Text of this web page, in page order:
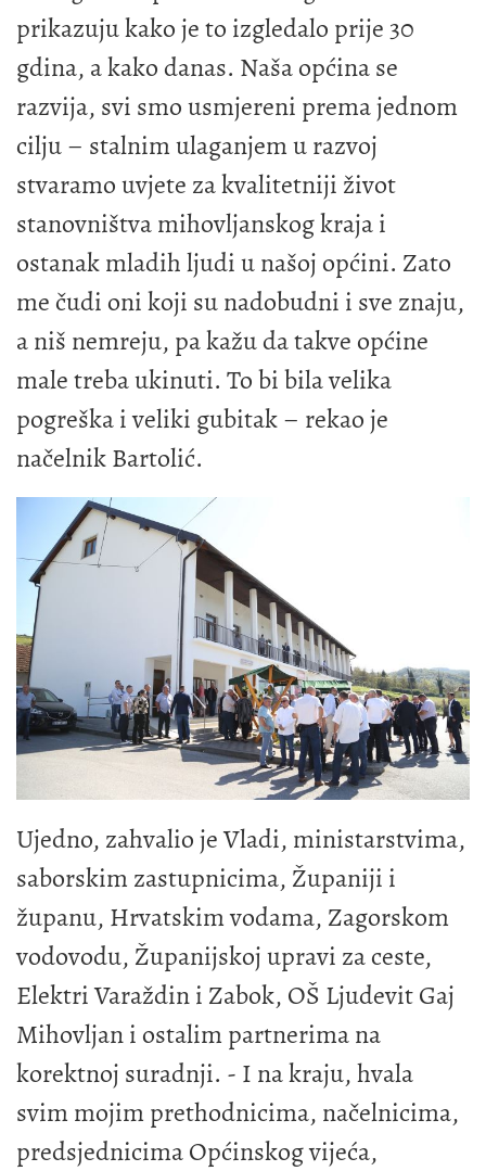
prikazuju kako je to izgledalo prije 30
gdina, a kako danas. Naša općina se
razvija, svi smo usmjereni prema jednom
cilju – stalnim ulaganjem u razvoj
stvaramo uvjete za kvalitetniji život
stanovništva mihovljanskog kraja i
ostanak mladih ljudi u našoj općini. Zato
me čudi oni koji su nadobudni i sve znaju,
a niš nemreju, pa kažu da takve općine
male treba ukinuti. To bi bila velika
pogreška i veliki gubitak – rekao je
načelnik Bartolić.
Ujedno, zahvalio je Vladi, ministarstvima,
saborskim zastupnicima, Županiji i
županu, Hrvatskim vodama, Zagorskom
vodovodu, Županijskoj upravi za ceste,
Elektri Varaždin i Zabok, OŠ Ljudevit Gaj
Mihovljan i ostalim partnerima na
korektnoj suradnji. - I na kraju, hvala
svim mojim prethodnicima, načelnicima,
predsjednicima Općinskog vijeća,